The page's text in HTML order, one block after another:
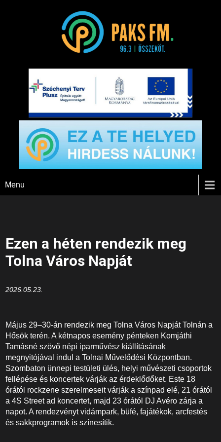
Paks FM
Menu
Ezen a héten rendezik meg
Tolna Város Napját
2026.05.23.
Május 29–30-án rendezik meg Tolna Város Napját Tolnán a
Hősök terén. A kétnapos esemény pénteken Komjáthi
Tamásné szövő népi iparművész kiállításának
megnyitójával indul a Tolnai Művelődési Központban.
Szombaton ünnepi testületi ülés, helyi művészeti csoportok
fellépése és koncertek várják az érdeklődőket. Este 18
órától rockzene szerelmeseit várják a színpad elé, 21 órától
a 4S Street ad koncertet, majd 23 órától DJ Avéro zárja a
napot. A rendezvényt vidámpark, büfé, fajátékok, arcfestés
és sakkprogramok is színesítik.